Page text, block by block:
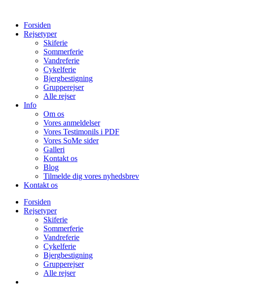
Forsiden
Rejsetyper
Skiferie
Sommerferie
Vandreferie
Cykelferie
Bjergbestigning
Grupperejser
Alle rejser
Info
Om os
Vores anmeldelser
Vores Testimonils i PDF
Vores SoMe sider
Galleri
Kontakt os
Blog
Tilmelde dig vores nyhedsbrev
Kontakt os
Forsiden
Rejsetyper
Skiferie
Sommerferie
Vandreferie
Cykelferie
Bjergbestigning
Grupperejser
Alle rejser